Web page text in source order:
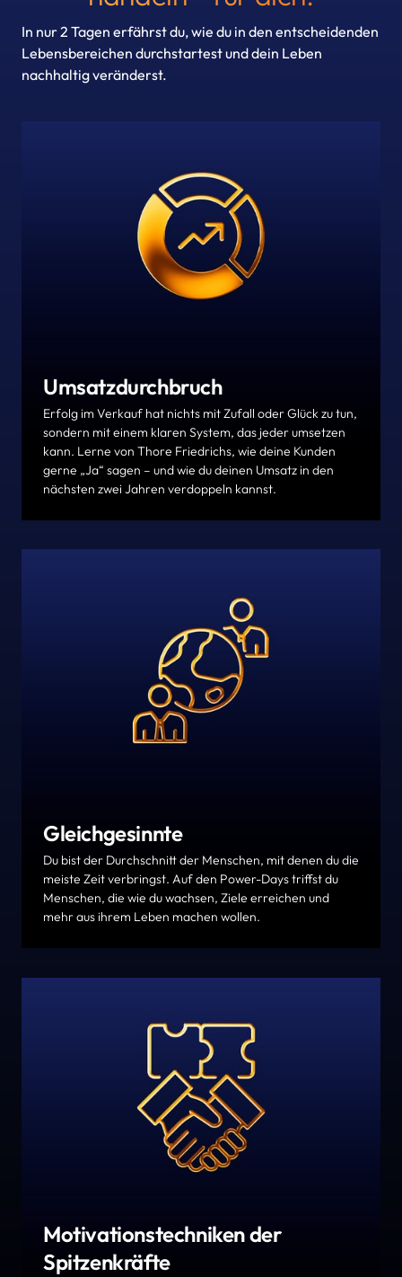
In nur 2 Tagen erfährst du, wie du in den entscheidenden
Lebensbereichen durchstartest und dein Leben
nachhaltig veränderst.
Umsatzdurchbruch
Erfolg im Verkauf hat nichts mit Zufall oder Glück zu tun,
sondern mit einem klaren System, das jeder umsetzen
kann. Lerne von Thore Friedrichs, wie deine Kunden
gerne „Ja“ sagen – und wie du deinen Umsatz in den
nächsten zwei Jahren verdoppeln kannst.
Gleichgesinnte
Du bist der Durchschnitt der Menschen, mit denen du die
meiste Zeit verbringst. Auf den Power-Days triffst du
Menschen, die wie du wachsen, Ziele erreichen und
mehr aus ihrem Leben machen wollen.
Motivationstechniken der
Spitzenkräfte